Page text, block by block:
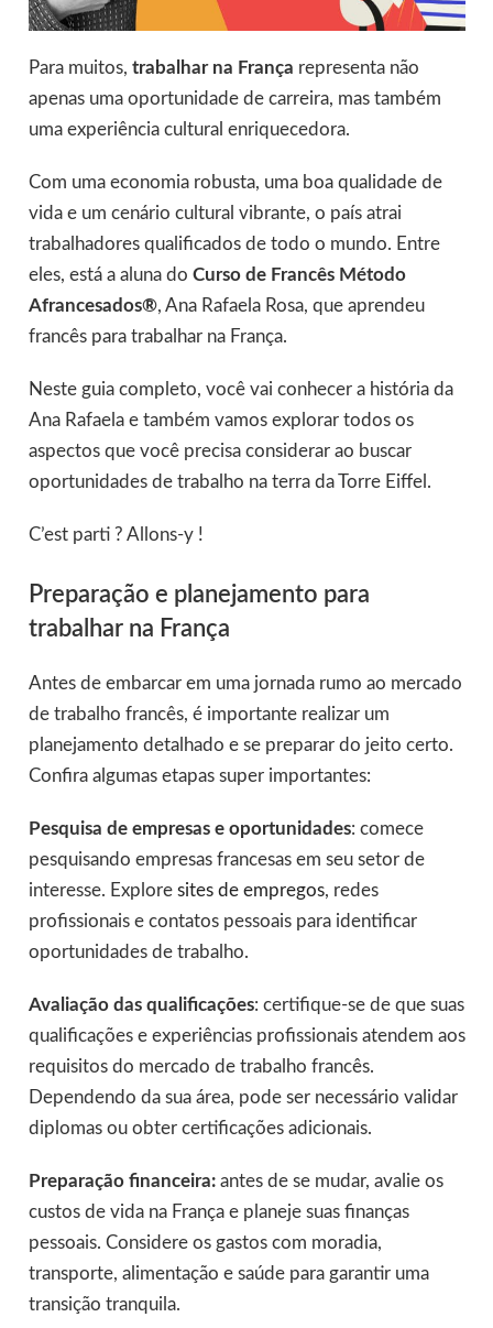
Para muitos, trabalhar na França representa não
apenas uma oportunidade de carreira, mas também
uma experiência cultural enriquecedora.
Com uma economia robusta, uma boa qualidade de
vida e um cenário cultural vibrante, o país atrai
trabalhadores qualificados de todo o mundo. Entre
eles, está a aluna do Curso de Francês Método
Afrancesados®, Ana Rafaela Rosa, que aprendeu
francês para trabalhar na França.
Neste guia completo, você vai conhecer a história da
Ana Rafaela e também vamos explorar todos os
aspectos que você precisa considerar ao buscar
oportunidades de trabalho na terra da Torre Eiffel.
C’est parti ? Allons-y !
Preparação e planejamento para
trabalhar na França
Antes de embarcar em uma jornada rumo ao mercado
de trabalho francês, é importante realizar um
planejamento detalhado e se preparar do jeito certo.
Confira algumas etapas super importantes:
Pesquisa de empresas e oportunidades: comece
pesquisando empresas francesas em seu setor de
interesse. Explore sites de empregos, redes
profissionais e contatos pessoais para identificar
oportunidades de trabalho.
Avaliação das qualificações: certifique-se de que suas
qualificações e experiências profissionais atendem aos
requisitos do mercado de trabalho francês.
Dependendo da sua área, pode ser necessário validar
diplomas ou obter certificações adicionais.
Preparação financeira: antes de se mudar, avalie os
custos de vida na França e planeje suas finanças
pessoais. Considere os gastos com moradia,
transporte, alimentação e saúde para garantir uma
transição tranquila.